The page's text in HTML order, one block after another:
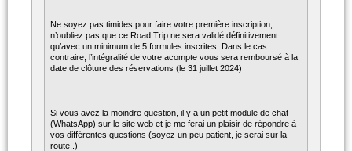
Ne soyez pas timides pour faire votre première inscription,
n’oubliez pas que ce Road Trip ne sera validé définitivement
qu’avec un minimum de 5 formules inscrites. Dans le cas
contraire, l’intégralité de votre acompte vous sera remboursé à la
date de clôture des réservations (le 31 juillet 2024)
Si vous avez la moindre question, il y a un petit module de chat
(WhatsApp) sur le site web et je me ferai un plaisir de répondre à
vos différentes questions (soyez un peu patient, je serai sur la
route..)